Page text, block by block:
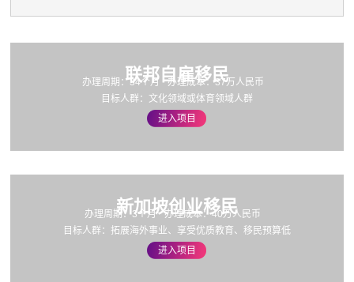
联邦自雇移民
办理周期：34个月
办理成本：37万人民币
目标人群：文化领域或体育领域人群
进入项目
新加坡创业移民
办理周期：3个月
办理成本：40万人民币
目标人群：拓展海外事业、享受优质教育、移民预算低
进入项目